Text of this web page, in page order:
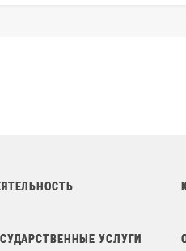
УСЛУГИ